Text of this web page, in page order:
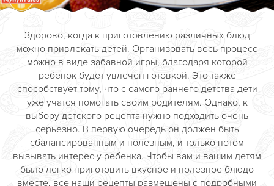
Здорово, когда к приготовлению различных блюд
можно привлекать детей. Организовать весь процесс
можно в виде забавной игры, благодаря которой
ребенок будет увлечен готовкой. Это также
способствует тому, что с самого раннего детства дети
уже учатся помогать своим родителям. Однако, к
выбору детского рецепта нужно подходить очень
серьезно. В первую очередь он должен быть
сбалансированным и полезным, и только потом
вызывать интерес у ребенка. Чтобы вам и вашим детям
было легко приготовить вкусное и полезное блюдо
вместе, все наши рецепты размещены с подробными